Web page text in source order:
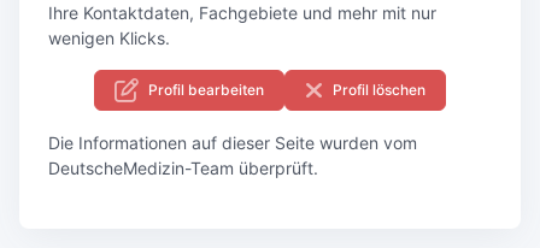
Ihre Kontaktdaten, Fachgebiete und mehr mit nur
wenigen Klicks.
Profil bearbeiten Profil löschen
Die Informationen auf dieser Seite wurden vom
DeutscheMedizin-Team überprüft.